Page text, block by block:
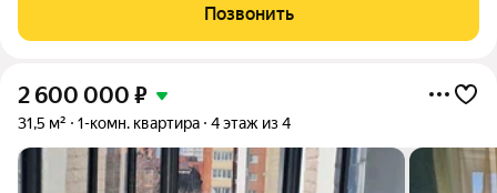
этаже частного дома по адресу: ул. Радищева, 78. Это
предложение идеально подходит как для
Позвонить
2 600 000 ₽
31,5 м² 1-комн. квартира 4 этаж из 4